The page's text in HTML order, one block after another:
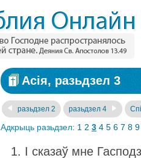
Асія, разьдзел 3
разьдзел 2 разьдзел 4
Адкрыць разьдзел: 1 2 3 4 5 6 7 8 9
І сказаў мне